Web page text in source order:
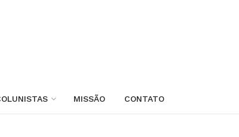
MISSÃO CONTATO